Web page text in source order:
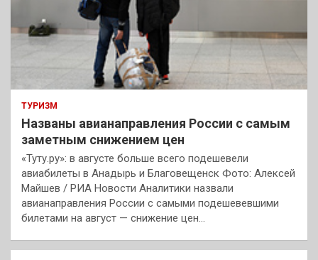
ТУРИЗМ
Названы авианаправления России с самым
заметным снижением цен
«Туту.ру»: в августе больше всего подешевели
авиабилеты в Анадырь и Благовещенск Фото: Алексей
Майшев / РИА Новости Аналитики назвали
авианаправления России с самыми подешевевшими
билетами на август — снижение цен…